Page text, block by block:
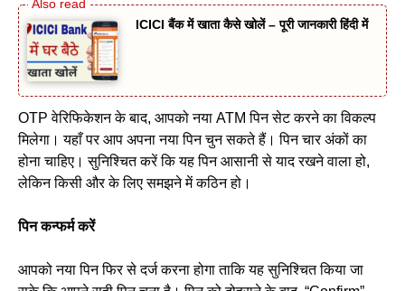
ICICI बैंक में खाता कैसे खोलें – पूरी जानकारी हिंदी में
OTP वेरिफिकेशन के बाद, आपको नया ATM पिन सेट करने का विकल्प
मिलेगा। यहाँ पर आप अपना नया पिन चुन सकते हैं। पिन चार अंकों का
होना चाहिए। सुनिश्चित करें कि यह पिन आसानी से याद रखने वाला हो,
लेकिन किसी और के लिए समझने में कठिन हो।
पिन कन्फर्म करें
आपको नया पिन फिर से दर्ज करना होगा ताकि यह सुनिश्चित किया जा